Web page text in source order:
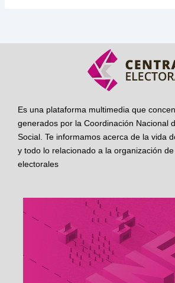
Es una plataforma multimedia que
generados por la Coordinación Nacional
Social. Te informamos acerca de la vida
y todo lo relacionado a la organización
electorales